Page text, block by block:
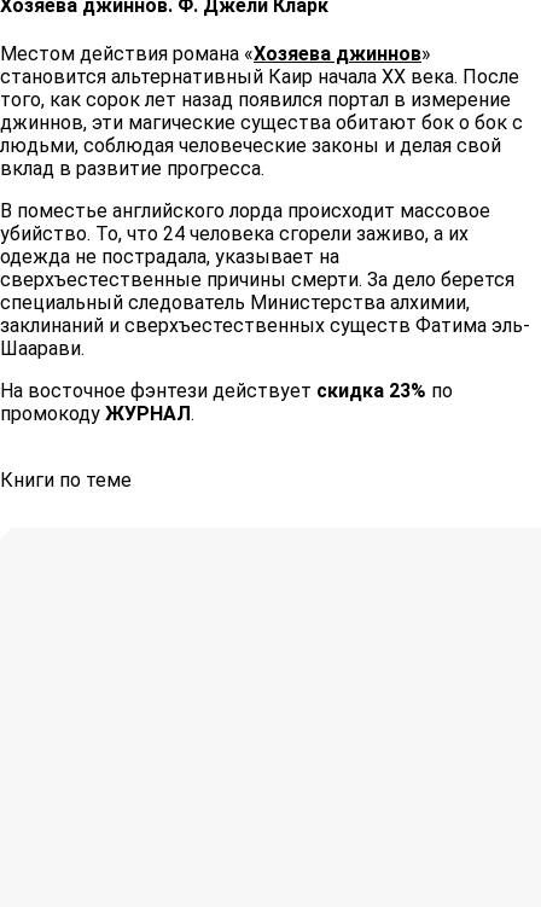
Хозяева джиннов. Ф. Джели Кларк ​​
Местом действия романа «Хозяева джиннов»
становится альтернативный Каир начала XX века. После
того, как сорок лет назад появился портал в измерение
джиннов, эти магические существа обитают бок о бок с
людьми, соблюдая человеческие законы и делая свой
вклад в развитие прогресса. ​​
В поместье английского лорда происходит массовое
убийство. То, что 24 человека сгорели заживо, а их
одежда не пострадала, указывает на
сверхъестественные причины смерти. За дело берется
специальный следователь Министерства алхимии,
заклинаний и сверхъестественных существ Фатима эль-
Шаарави. ​​
На восточное фэнтези действует скидка 23% по
промокоду ЖУРНАЛ. ​
Книги по теме